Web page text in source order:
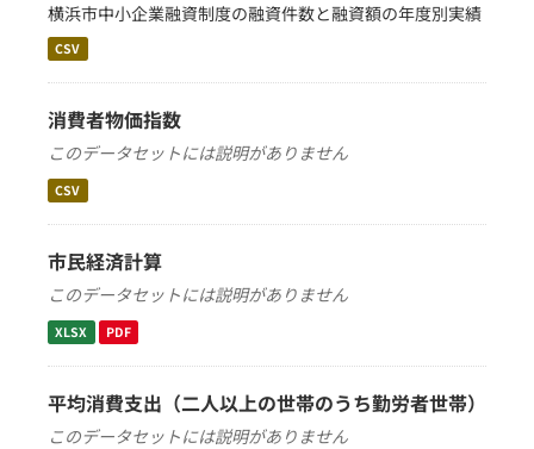
横浜市中小企業融資制度の融資件数と融資額の年度別実績
CSV
消費者物価指数
このデータセットには説明がありません
CSV
市民経済計算
このデータセットには説明がありません
XLSX PDF
平均消費支出（二人以上の世帯のうち勤労者世帯）
このデータセットには説明がありません